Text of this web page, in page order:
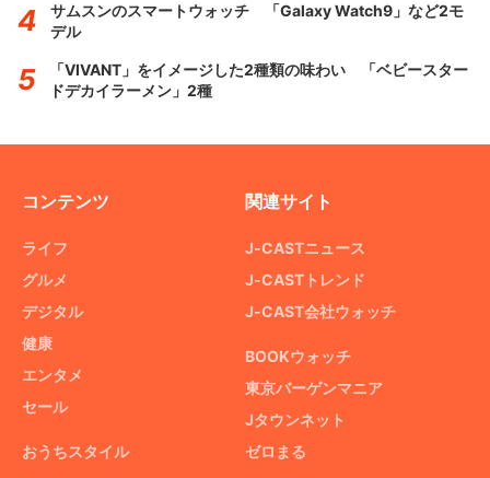
サムスンのスマートウォッチ 「Galaxy Watch9」など2モ
デル
「VIVANT」をイメージした2種類の味わい 「ベビースター
ドデカイラーメン」2種
コンテンツ
ライフ
グルメ
デジタル
健康
エンタメ
セール
おうちスタイル
関連サイト
J-CASTニュース
J-CASTトレンド
J-CAST会社ウォッチ
BOOKウォッチ
東京バーゲンマニア
Jタウンネット
ゼロまる